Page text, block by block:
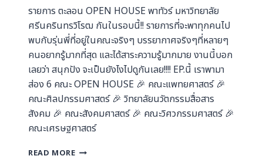
รายการ ตะลอน OPEN HOUSE พาทัวร์ มหาวิทยาลัย
ศรีนครินทรวิโรฒ กันในรอบนี้!! รายการที่จะพาทุกคนไป
พบกับรุ่นพี่ที่อยู่ในคณะจริงๆ บรรยากาศจริงๆที่หลายๆ
คนอยากรู้มากที่สุด และได้สาระความรู้มากมาย งานนี้บอก
เลยว่า สนุกปัง จะเป็นยังไงไปดูกันเลย!!!! EP.นี้ เราพามา
ส่อง 6 คณะ OPEN HOUSE 🎉 คณะแพทยศาสตร์ 🎉
คณะศิลปกรรมศาสตร์ 🎉 วิทยาลัยนวัตกรรมสื่อสาร
สังคม 🎉 คณะสังคมศาสตร์ 🎉 คณะวิศวกรรมศาสตร์ 🎉
คณะเศรษฐศาสตร์
READ MORE